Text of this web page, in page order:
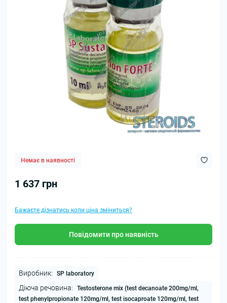
Немає в наявності
1 637 грн
Бажаєте дізнатись коли ціна зміниться?
Повідомити про наявність
Виробник: SP laboratory
Діюча речовина:
Testosterone mix (test decanoate 200mg/ml,
test phenylpropionate 120mg/ml, test isocaproate 120mg/ml, test